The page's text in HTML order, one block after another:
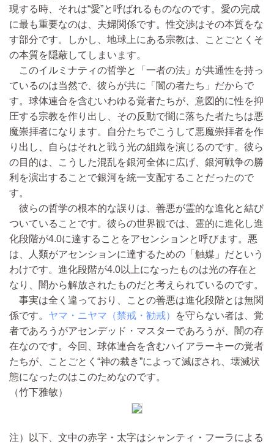
現する時、それは“愛”と呼ばれるものなのです。愛の完成
に最も重要なのは、夫婦関係です。性交渉はその本質をな
す部分です。しかし、地球上にある宗教は、ことごとくそ
の本質を隠蔽してしまいます。
このイルミナティの哲学と「一者の法」が共通性を持っ
ているのは当然で、彼らが共に「闇の者たち」だからで
す。球体連合を含むいわゆる覚者たちが、意図的に性を抑
圧する宗教を作り出し、その反動で闇に落ちた者たちは悪
魔崇拝者になります。自分たちでこうして悪魔崇拝者を作
り出し、自らはそれと戦う光の組織を演じるのです。彼ら
の目的は、こうした混乱を銀河全体に広げ、銀河戦争の勝
利を演出することで銀河を統一支配することだったので
す。
彼らの哲学の根本的な誤りは、善悪が霊的な進化と結び
ついていることです。彼らの世界観では、霊的に進化し進
化段階が4.0に達することをアセンションと呼びます。悪
は、人類がアセンションに達するための「触媒」だという
わけです。進化段階が4.0以上になったものは光の存在と
なり、闇から解放されたものだと考えられているのです。
事実は全く違っており、ことの善悪は進化段階とは無関
係です。 ヤマ・ニヤマ（禁戒・勧戒）
を守らない者は、覚
者であろうがアセンデッド・マスターであろうが、闇の存
在なのです。今回、球体連合を含むハイアラーキーの覚者
たちが、ことごとく“神の裁き”によって滅ぼされ、壊滅状
態になったのはこのためなのです。
（竹下雅敏）
注）以下、文中の赤字・太字はシャンティ・フーラによる